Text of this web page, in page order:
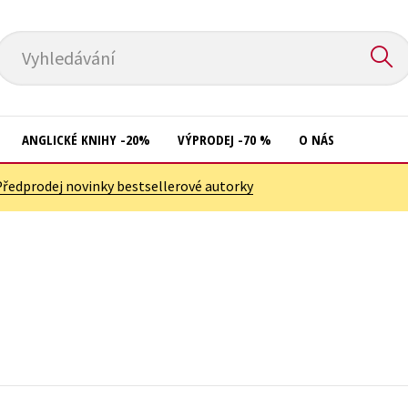
Vyhledávání
ANGLICKÉ KNIHY -20% VÝPRODEJ -70 % O NÁS
novinky bestsellerové autorky